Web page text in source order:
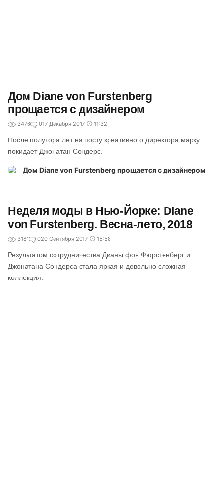
Дом Diane von Furstenberg
прощается с дизайнером
3476 017 Декабря 2017 11:32
После полутора лет на посту креативного директора марку
покидает Джонатан Сондерс.
Неделя моды в Нью-Йорке: Diane
von Furstenberg. Весна-лето, 2018
3181 020 Сентября 2017 15:58
Результатом сотрудничества Дианы фон Фюрстенберг и
Джонатана Сондерса стала яркая и довольно сложная
коллекция.